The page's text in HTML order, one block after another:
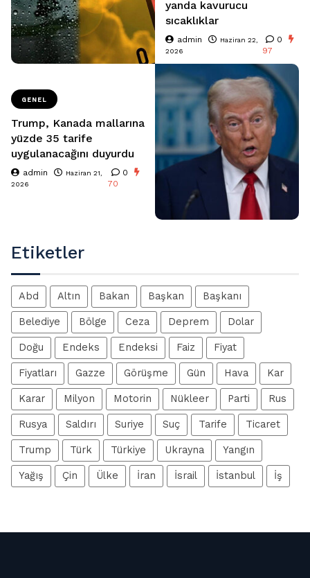
yanda kavurucu
sıcaklıklar
admin
Haziran 22,
2026
0
97
GENEL
Trump, Kanada mallarına
yüzde 35 tarife
uygulanacağını duyurdu
admin
Haziran 21,
2026
0
70
Etiketler
Abd Altın Bakan Başkan Başkanı
Belediye Bölge Ceza Deprem Dolar
Doğu Endeks Endeksi Faiz Fiyat
Fiyatları Gazze Görüşme Gün Hava Kar
Karar Milyon Motorin Nükleer Parti Rus
Rusya Saldırı Suriye Suç Tarife Ticaret
Trump Türk Türkiye Ukrayna Yangın
Yağış Çin Ülke İran İsrail İstanbul İş